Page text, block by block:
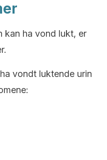
kan ha vond lukt, er
vondt luktende urin